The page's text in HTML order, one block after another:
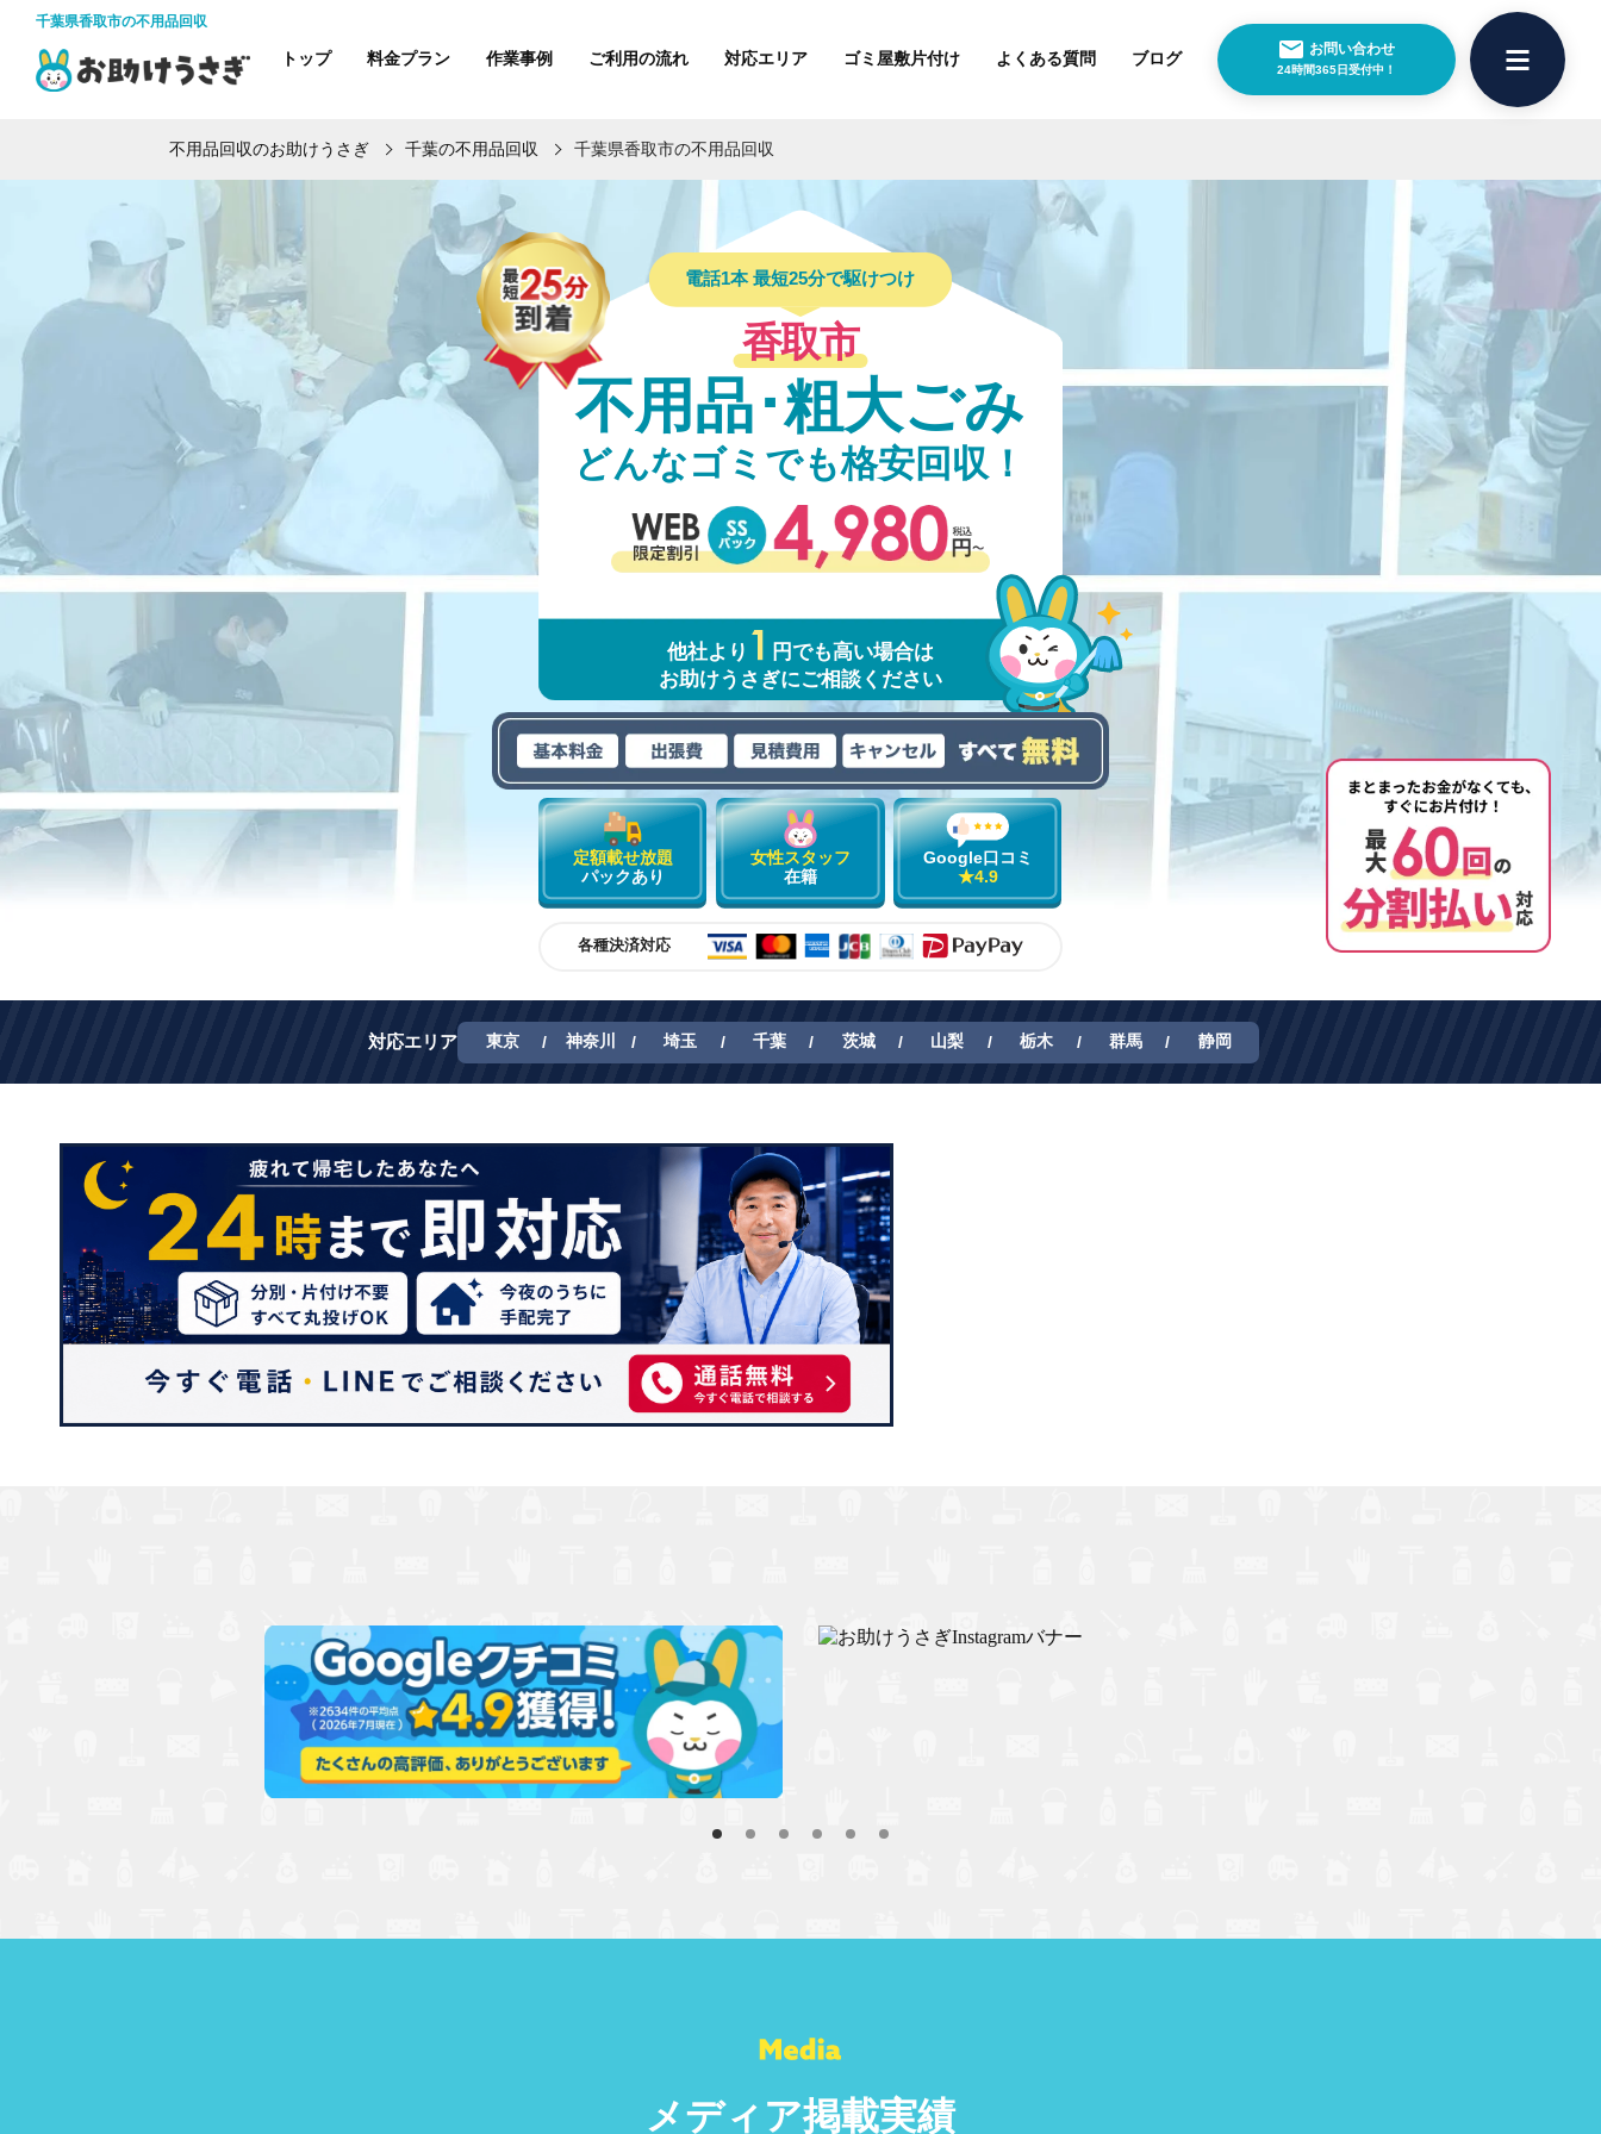
千葉県香取市の不用品回収
トップ 料金プラン 作業事例 ご利用の流れ 対応エリア ゴミ屋敷片付け よくある質問 ブログ お問い合わせ
24時間365日受付中！
不用品回収のお助けうさぎ 千葉の不用品回収 千葉県香取市の不用品回収
電話1本 最短25分で駆けつけ
香取市
不用品･粗大ごみ
どんなゴミでも格安回収！
他社より
円でも高い場合は
お助けうさぎにご相談ください
定額載せ放題
パックあり
女性スタッフ
在籍
Google口コミ
★4.9
各種決済対応
対応エリア 東京 神奈川 埼玉 千葉 茨城 山梨 栃木 群馬 静岡
メディア掲載実績